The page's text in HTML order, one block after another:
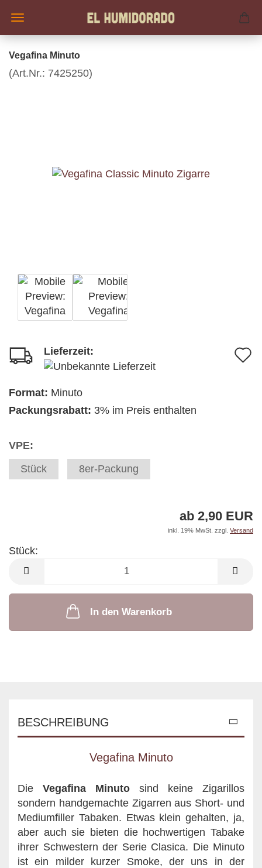
Vegafina Minuto
(Art.Nr.: 7425250)
Lieferzeit:
Format: Minuto
Packungsrabatt: 3% im Preis enthalten
VPE:
Stück
8er-Packung
ab 2,90 EUR
inkl. 19% MwSt. zzgl. Versand
Stück:
Stück
In den Warenkorb
BESCHREIBUNG
Vegafina Minuto
Die Vegafina Minuto sind keine Zigarillos
sondern handgemachte Zigarren aus Short- und
Mediumfiller Tabaken. Etwas klein gehalten, ja,
aber auch sie bieten die hochwertigen Tabake
ihrer Schwestern der Serie Clasica. Die Minuto
ist ein milder kurzer Smoke, der uns in der